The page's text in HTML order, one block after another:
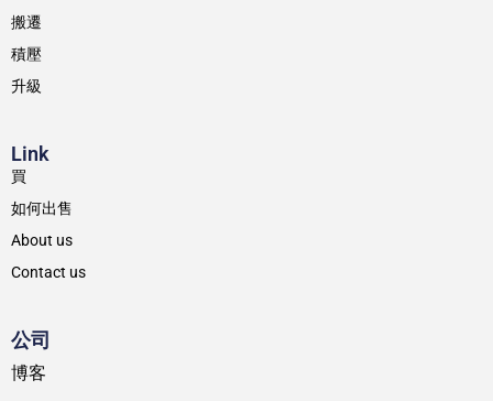
搬遷
積壓
升級
Link
買
如何出售
About us
Contact us
公司
博客